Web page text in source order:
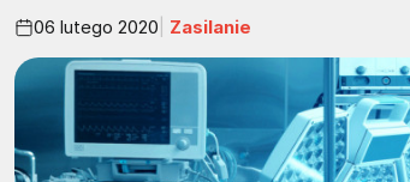
06 lutego 2020 Zasilanie